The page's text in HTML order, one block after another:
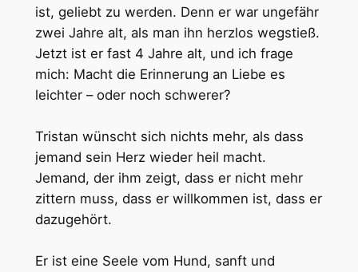
ist, geliebt zu werden. Denn er war ungefähr
zwei Jahre alt, als man ihn herzlos wegstieß.
Jetzt ist er fast 4 Jahre alt, und ich frage
mich: Macht die Erinnerung an Liebe es
leichter – oder noch schwerer?
Tristan wünscht sich nichts mehr, als dass
jemand sein Herz wieder heil macht.
Jemand, der ihm zeigt, dass er nicht mehr
zittern muss, dass er willkommen ist, dass er
dazugehört.
Er ist eine Seele vom Hund, sanft und